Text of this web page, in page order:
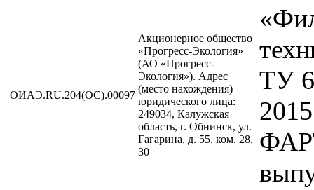
ОИАЭ.RU.204(ОС).00097
Акционерное общество
«Прогресс-Экология»
(АО «Прогресс-
Экология»). Адрес
(место нахождения)
юридического лица:
249034, Калужская
область, г. Обнинск, ул.
Гагарина, д. 55, ком. 28,
30
ТУ